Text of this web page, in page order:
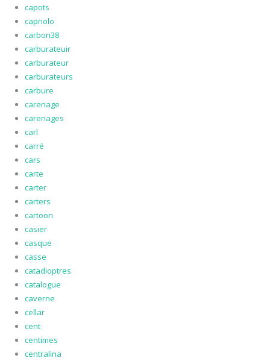
capots
capriolo
carbon38
carburateuir
carburateur
carburateurs
carbure
carenage
carenages
carl
carré
cars
carte
carter
carters
cartoon
casier
casque
casse
catadioptres
catalogue
caverne
cellar
cent
centimes
centralina